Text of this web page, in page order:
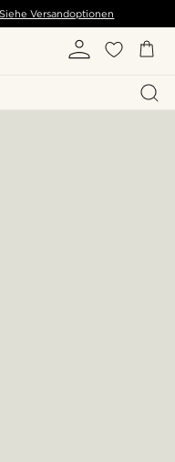
Siehe Versandoptionen